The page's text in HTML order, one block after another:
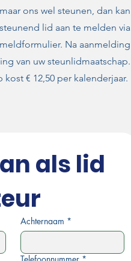
ons wel steunen, dan kan
lid aan te melden via
Na aanmelding
van uw steunlidmaatschap.
€ 12,50 per kalenderjaar.
als lid
Achternaam *